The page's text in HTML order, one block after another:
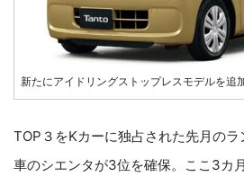
新たにアイドリングストップレスモデルを追
TOP３をKカーに独占された先月の
車のシエンタが3位を確保。ここ3カ